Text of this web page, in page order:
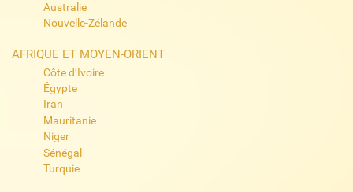
Australie
Nouvelle-Zélande
AFRIQUE ET MOYEN-ORIENT
Côte d’Ivoire
Égypte
Iran
Mauritanie
Niger
Sénégal
Turquie